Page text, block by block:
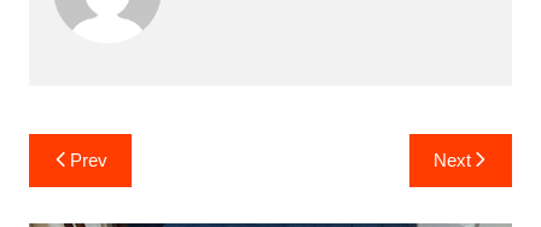
Yazı
gezinmesi
Prev Next